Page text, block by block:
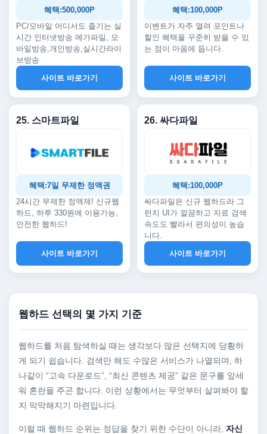
혜택:500,000P
PC/모바일 어디서도 즐기는 실
시간 인터넷방송 메가파일, 모
바일방송,개인방송,실시간라이
브방송
사이트 바로가기
혜택:100,000P
이벤트가 자주 열려 포인트나
할인 혜택을 꾸준히 받을 수 있
는 점이 마음에 듭니다.
사이트 바로가기
25. 스마트파일
혜택:7일 무제한 정액권
24시간 무제한 정액제! 신규웹
하드, 하루 330원에 이용가능,
안전한 웹하드!
사이트 바로가기
26. 싸다파일
혜택:100,000P
싸다파일은 신규 웹하드라 그
런지 UI가 깔끔하고 자료 검색
속도도 빨라서 편의성이 높습
니다.
사이트 바로가기
웹하드 선택의 몇 가지 기준
웹하드를 처음 탐색하실 때는 생각보다 많은 선택지에 당황하
게 되기 쉽습니다. 검색만 해도 수많은 서비스가 나열되며, 하
나같이 “고속 다운로드”, “최신 콘텐츠 제공” 같은 문구를 앞세
워 혼란을 주곤 합니다. 이런 상황에서는 무엇부터 살펴봐야 할
지 막막해지기 마련입니다.
이럴 때 웹하드 순위는 정답을 찾기 위한 수단이 아니라, 자신